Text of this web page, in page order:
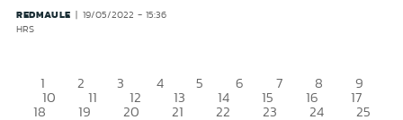
REDMAULE
19/05/2022 - 15:36
HRS
1 2 3 4 5 6 7 8 9
10 11 12 13 14 15 16 17
18 19 20 21 22 23 24 25